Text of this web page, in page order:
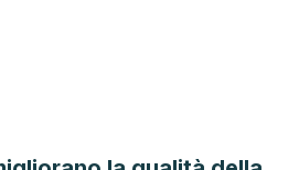
rnp.v76i4.1169